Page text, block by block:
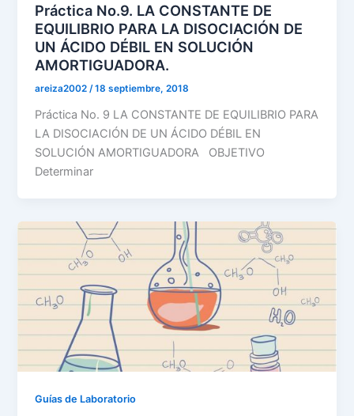
Práctica No.9. LA CONSTANTE DE
EQUILIBRIO PARA LA DISOCIACIÓN DE
UN ÁCIDO DÉBIL EN SOLUCIÓN
AMORTIGUADORA.
areiza2002/18 septiembre, 2018
Práctica No. 9 LA CONSTANTE DE EQUILIBRIO PARA
LA DISOCIACIÓN DE UN ÁCIDO DÉBIL EN
SOLUCIÓN AMORTIGUADORA OBJETIVO
Determinar
Guías de Laboratorio